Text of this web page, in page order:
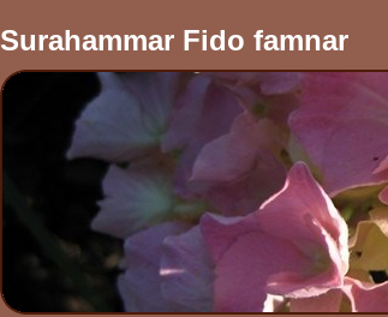
Surahammar Fido famnar